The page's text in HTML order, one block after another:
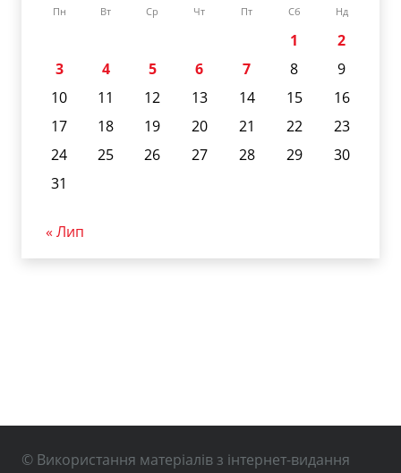
Пн Вт Ср Чт Пт Сб Нд
1
2
3
4 5 6 7 8
9
10
11 12 13 14 15
16
17
18 19 20 21 22
23
24
25 26 27 28 29
30
31
« Лип
© Використання матеріалів з інтернет-видання